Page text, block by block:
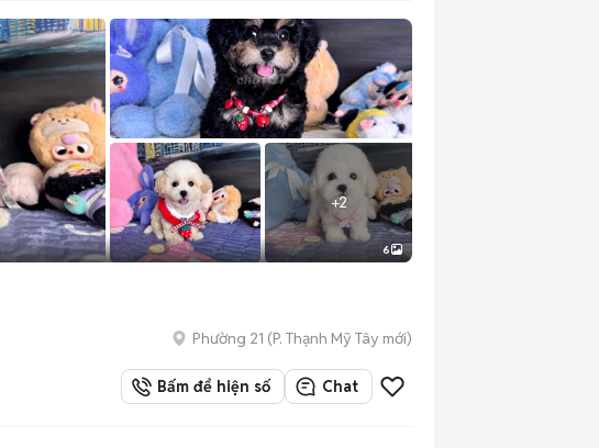
+2
6
Phường 21 (P. Thạnh Mỹ Tây mới)
Bấm để hiện số Chat